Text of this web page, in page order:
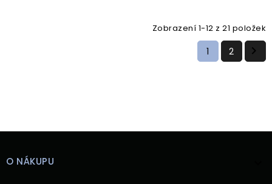
Zobrazení 1-12 z 21 položek
1 2 
O NÁKUPU